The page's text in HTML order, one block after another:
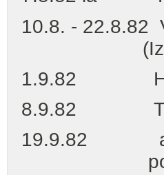
10.8. - 22.8.82
(Izmir,
1.9.82 Hki,
8.9.82
19.9.82
pop/